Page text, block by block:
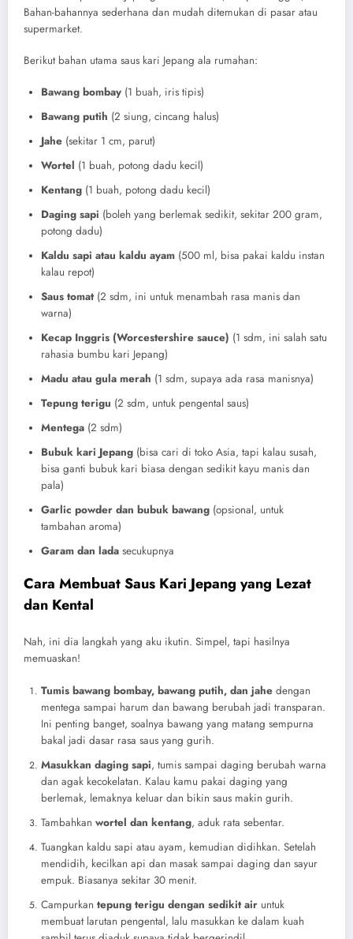
Bahan-bahannya sederhana dan mudah ditemukan di pasar atau
supermarket.
Berikut bahan utama saus kari Jepang ala rumahan:
Bawang bombay (1 buah, iris tipis)
Bawang putih (2 siung, cincang halus)
Jahe (sekitar 1 cm, parut)
Wortel (1 buah, potong dadu kecil)
Kentang (1 buah, potong dadu kecil)
Daging sapi (boleh yang berlemak sedikit, sekitar 200 gram,
potong dadu)
Kaldu sapi atau kaldu ayam (500 ml, bisa pakai kaldu instan
kalau repot)
Saus tomat(2 sdm, ini untuk menambah rasa manis dan
warna)
Kecap Inggris (Worcestershire sauce) (1 sdm, ini salah satu
rahasia bumbu kari Jepang)
Madu atau gula merah (1 sdm, supaya ada rasa manisnya)
Tepung terigu (2 sdm, untuk pengental saus)
Mentega (2 sdm)
Bubuk kari Jepang (bisa cari di toko Asia, tapi kalau susah,
bisa ganti bubuk kari biasa dengan sedikit kayu manis dan
pala)
Garlic powder dan bubuk bawang (opsional, untuk
tambahan aroma)
Garam dan lada secukupnya
Cara Membuat Saus Kari Jepang yang Lezat
dan Kental
Nah, ini dia langkah yang aku ikutin. Simpel, tapi hasilnya
memuaskan!
Tumis bawang bombay, bawang putih, dan jahe dengan
mentega sampai harum dan bawang berubah jadi transparan.
Ini penting banget, soalnya bawang yang matang sempurna
bakal jadi dasar rasa saus yang gurih.
Masukkan daging sapi, tumis sampai daging berubah warna
dan agak kecokelatan. Kalau kamu pakai daging yang
berlemak, lemaknya keluar dan bikin saus makin gurih.
Tambahkan wortel dan kentang, aduk rata sebentar.
Tuangkan kaldu sapi atau ayam, kemudian didihkan. Setelah
mendidih, kecilkan api dan masak sampai daging dan sayur
empuk. Biasanya sekitar 30 menit.
Campurkan tepung terigu dengan sedikit air untuk
membuat larutan pengental, lalu masukkan ke dalam kuah